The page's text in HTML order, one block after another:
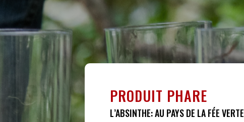
PRODUIT PHARE
L’ABSINTHE: AU PAYS DE LA FÉE VERTE